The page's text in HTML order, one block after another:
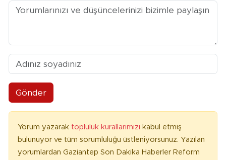
Gönder
Yorum yazarak topluluk kurallarımızı kabul etmiş
bulunuyor ve tüm sorumluluğu üstleniyorsunuz. Yazılan
yorumlardan Gaziantep Son Dakika Haberler Reform